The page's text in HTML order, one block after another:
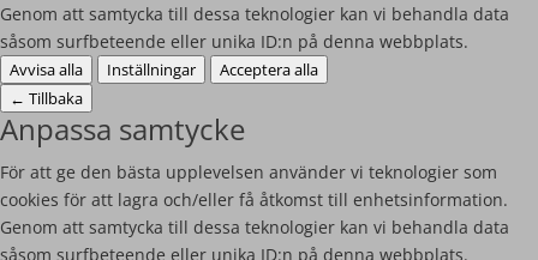
Genom att samtycka till dessa teknologier kan vi behandla data
såsom surfbeteende eller unika ID:n på denna webbplats.
Avvisa alla Inställningar
Acceptera alla
← Tillbaka
Anpassa samtycke
För att ge den bästa upplevelsen använder vi teknologier som
cookies för att lagra och/eller få åtkomst till enhetsinformation.
Genom att samtycka till dessa teknologier kan vi behandla data
såsom surfbeteende eller unika ID:n på denna webbplats.